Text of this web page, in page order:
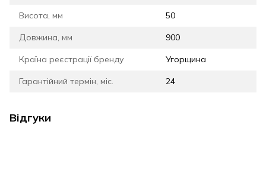
Висота, мм 50
Довжина, мм 900
Країна реєстрації бренду Угорщина
Гарантійний термін, міс. 24
Відгуки